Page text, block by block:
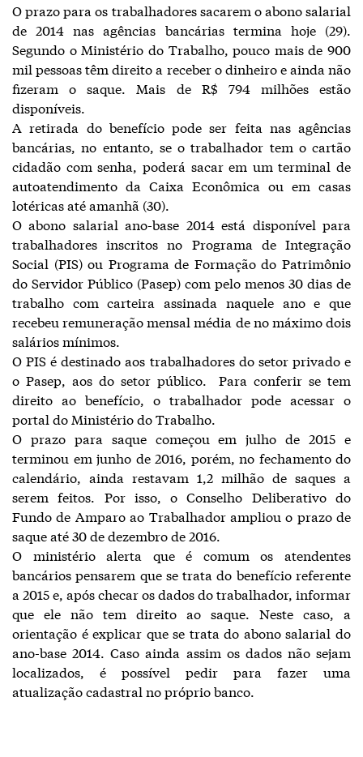
O prazo para os trabalhadores sacarem o abono salarial
de 2014 nas agências bancárias termina hoje (29).
Segundo o Ministério do Trabalho, pouco mais de 900
mil pessoas têm direito a receber o dinheiro e ainda não
fizeram o saque. Mais de R$ 794 milhões estão
disponíveis.
A retirada do benefício pode ser feita nas agências
bancárias, no entanto, se o trabalhador tem o cartão
cidadão com senha, poderá sacar em um terminal de
autoatendimento da Caixa Econômica ou em casas
lotéricas até amanhã (30).
O abono salarial ano-base 2014 está disponível para
trabalhadores inscritos no Programa de Integração
Social (PIS) ou Programa de Formação do Patrimônio
do Servidor Público (Pasep) com pelo menos 30 dias de
trabalho com carteira assinada naquele ano e que
recebeu remuneração mensal média de no máximo dois
salários mínimos.
O PIS é destinado aos trabalhadores do setor privado e
o Pasep, aos do setor público. Para conferir se tem
direito ao benefício, o trabalhador pode acessar o
portal do Ministério do Trabalho.
O prazo para saque começou em julho de 2015 e
terminou em junho de 2016, porém, no fechamento do
calendário, ainda restavam 1,2 milhão de saques a
serem feitos. Por isso, o Conselho Deliberativo do
Fundo de Amparo ao Trabalhador ampliou o prazo de
saque até 30 de dezembro de 2016.
O ministério alerta que é comum os atendentes
bancários pensarem que se trata do benefício referente
a 2015 e, após checar os dados do trabalhador, informar
que ele não tem direito ao saque. Neste caso, a
orientação é explicar que se trata do abono salarial do
ano-base 2014. Caso ainda assim os dados não sejam
localizados, é possível pedir para fazer uma
atualização cadastral no próprio banco.